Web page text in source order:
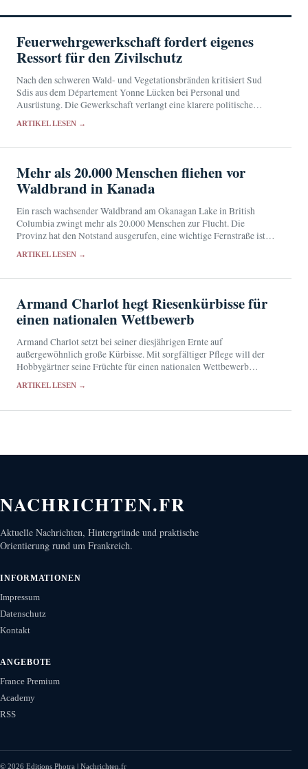
Feuerwehrgewerkschaft fordert eigenes
Ressort für den Zivilschutz
Nach den schweren Wald- und Vegetationsbränden kritisiert Sud
Sdis aus dem Département Yonne Lücken bei Personal und
Ausrüstung. Die Gewerkschaft verlangt eine klarere politische
ARTIKEL LESEN →
Mehr als 20.000 Menschen fliehen vor
Waldbrand in Kanada
Ein rasch wachsender Waldbrand am Okanagan Lake in British
Columbia zwingt mehr als 20.000 Menschen zur Flucht. Die
Provinz hat den Notstand ausgerufen, eine wichtige Fernstraße ist
ARTIKEL LESEN →
Armand Charlot hegt Riesenkürbisse für
einen nationalen Wettbewerb
Armand Charlot setzt bei seiner diesjährigen Ernte auf
außergewöhnlich große Kürbisse. Mit sorgfältiger Pflege will der
Hobbygärtner seine Früchte für einen nationalen Wettbewerb
ARTIKEL LESEN →
NACHRICHTEN.FR
Aktuelle Nachrichten, Hintergründe und praktische
Orientierung rund um Frankreich.
INFORMATIONEN
Impressum
Datenschutz
Kontakt
ANGEBOTE
France Premium
Academy
RSS
© 2026 Editions Photra | Nachrichten.fr